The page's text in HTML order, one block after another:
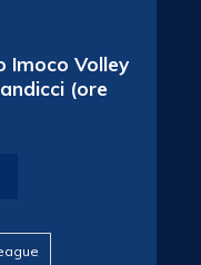
Imoco Volley
(ore